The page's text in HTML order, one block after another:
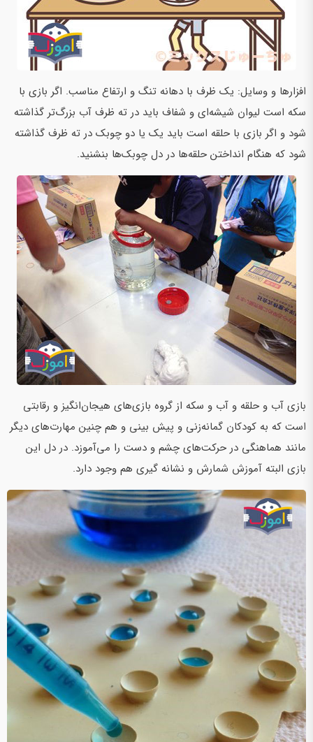
افزارها و وسایل:‌ یک ظرف با دهانه تنگ و ارتفاع مناسب. اگر بازی با
سکه است لیوان شیشه‌ای و شفاف باید در ته ظرف آب بزرگ‌تر گذاشته
شود و اگر بازی با حلقه است باید یک یا دو چوبک در ته ظرف گذاشته
شود که هنگام انداختن حلقه‌ها در دل چوبک‌ها بنشنید.
بازی آب و حلقه و آب و سکه از گروه بازی‌های هیجان‌انگیز و رقابتی
است که به کودکان گمانه‌زنی و پیش بینی و هم چنین مهارت‌های دیگر
مانند هماهنگی در حرکت‌های چشم و دست را می‌آموزد. در دل این
بازی البته آموزش شمارش و نشانه گیری هم وجود دارد.